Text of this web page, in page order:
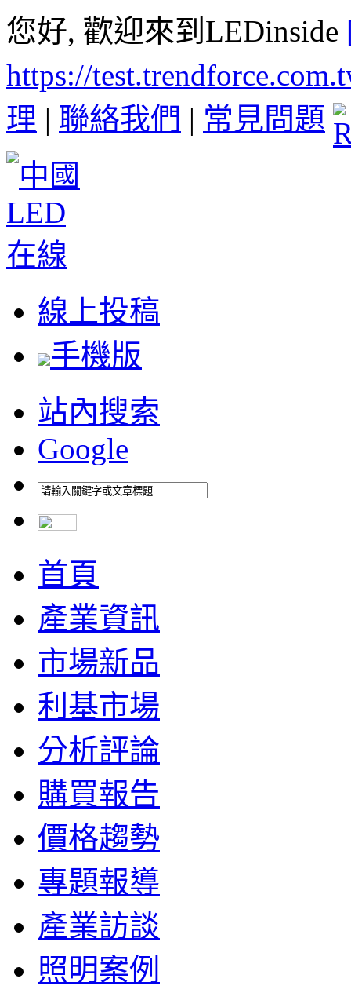
您好, 歡迎來到LEDinside
https://
理 | 聯絡我們 | 常見問題
線上投稿
手機版
站內搜索
Google
首頁
產業資訊
市場新品
利基市場
分析評論
購買報告
價格趨勢
專題報導
產業訪談
照明案例